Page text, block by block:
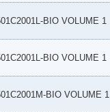
BIO VOLUME 1
BIO VOLUME 1
BIO VOLUME 1